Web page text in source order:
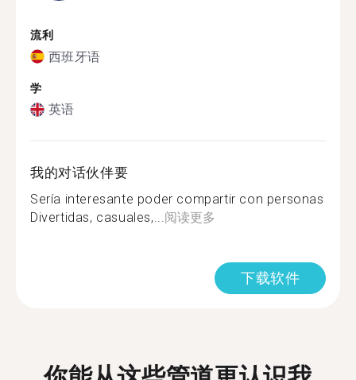
流利
西班牙语
学
英语
我的对话伙伴要
Sería interesante poder compartir con personas
Divertidas, casuales,...阅读更多
下载软件